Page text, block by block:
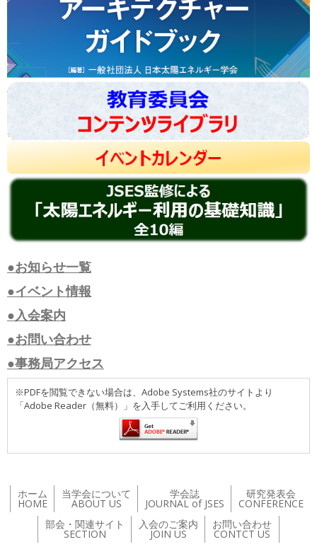
●お知らせ一覧
●イベント情報
●入会案内
●お問い合わせ
●事務局アクセス
※PDFを閲覧できない場合は、Adobe Systems社のサイトより
「Adobe Reader（無料）」を入手してご利用ください。
ホーム
HOME
当学会について
ABOUT US
学会誌
JOURNAL of JSES
研究発表会
CONFERENCE
部会・関連サイト
SECTION
入会のご案内
JOIN US
お問い合わせ
CONTCT US